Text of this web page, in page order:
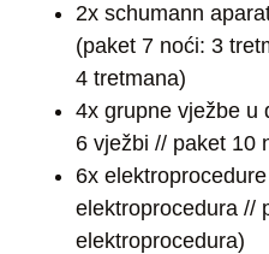
2x schumann
(paket 7 noći: 3
4 tretmana)
4x grupne vježbe u
6 vježbi // paket 10
6x
elektroprocedura //
elektroprocedura)